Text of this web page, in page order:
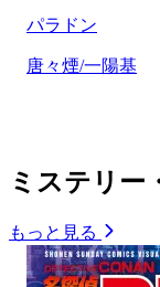
パラドン
唐々煙/一陽基
ミステリー
もっと見る